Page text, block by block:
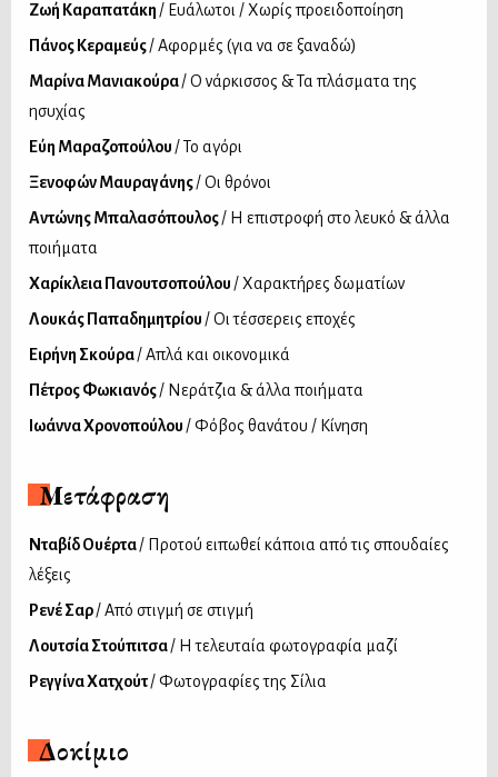
Ζωή Καραπατάκη / Ευάλωτοι / Χωρίς προειδοποίηση
Πάνος Κεραμεύς/ Αφορμές (για να σε ξαναδώ)
Μαρίνα Μανιακούρα/ Ο νάρκισσος & Τα πλάσματα της
ησυχίας
Εύη Μαραζοπούλου / Το αγόρι
Ξενοφών Μαυραγάνης/ Οι θρόνοι
Αντώνης Μπαλασόπουλος/ Η επιστροφή στο λευκό & άλλα
ποιήματα
Χαρίκλεια Πανουτσοπούλου / Χαρακτήρες δωματίων
Λουκάς Παπαδημητρίου / Οι τέσσερεις εποχές
Ειρήνη Σκούρα/ Απλά και οικονομικά
Πέτρος Φωκιανός/ Νεράτζια & άλλα ποιήματα
Ιωάννα Χρονοπούλου / Φόβος θανάτου / Κίνηση
Μετάφραση
Νταβίδ Ουέρτα/ Προτού ειπωθεί κάποια από τις σπουδαίες
λέξεις
Ρενέ Σαρ/ Από στιγμή σε στιγμή
Λουτσία Στούπιτσα/ Η τελευταία φωτογραφία μαζί
Ρεγγίνα Χατχούτ/ Φωτογραφίες της Σίλια
Δοκίμιο